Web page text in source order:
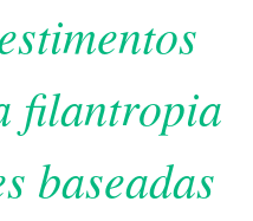
filantropia
baseadas